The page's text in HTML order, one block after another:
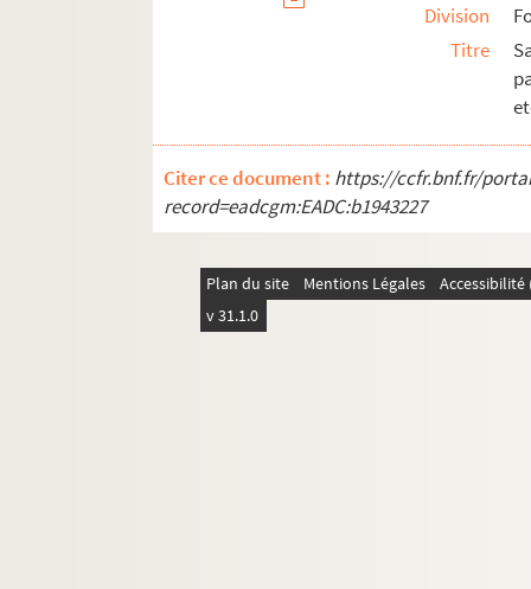
Division
Titre
Citer ce document : https://ccfr.bnf.fr/
record=eadcgm:EADC:b1943227
Plan du site Mentions Légales
v 31.1.0